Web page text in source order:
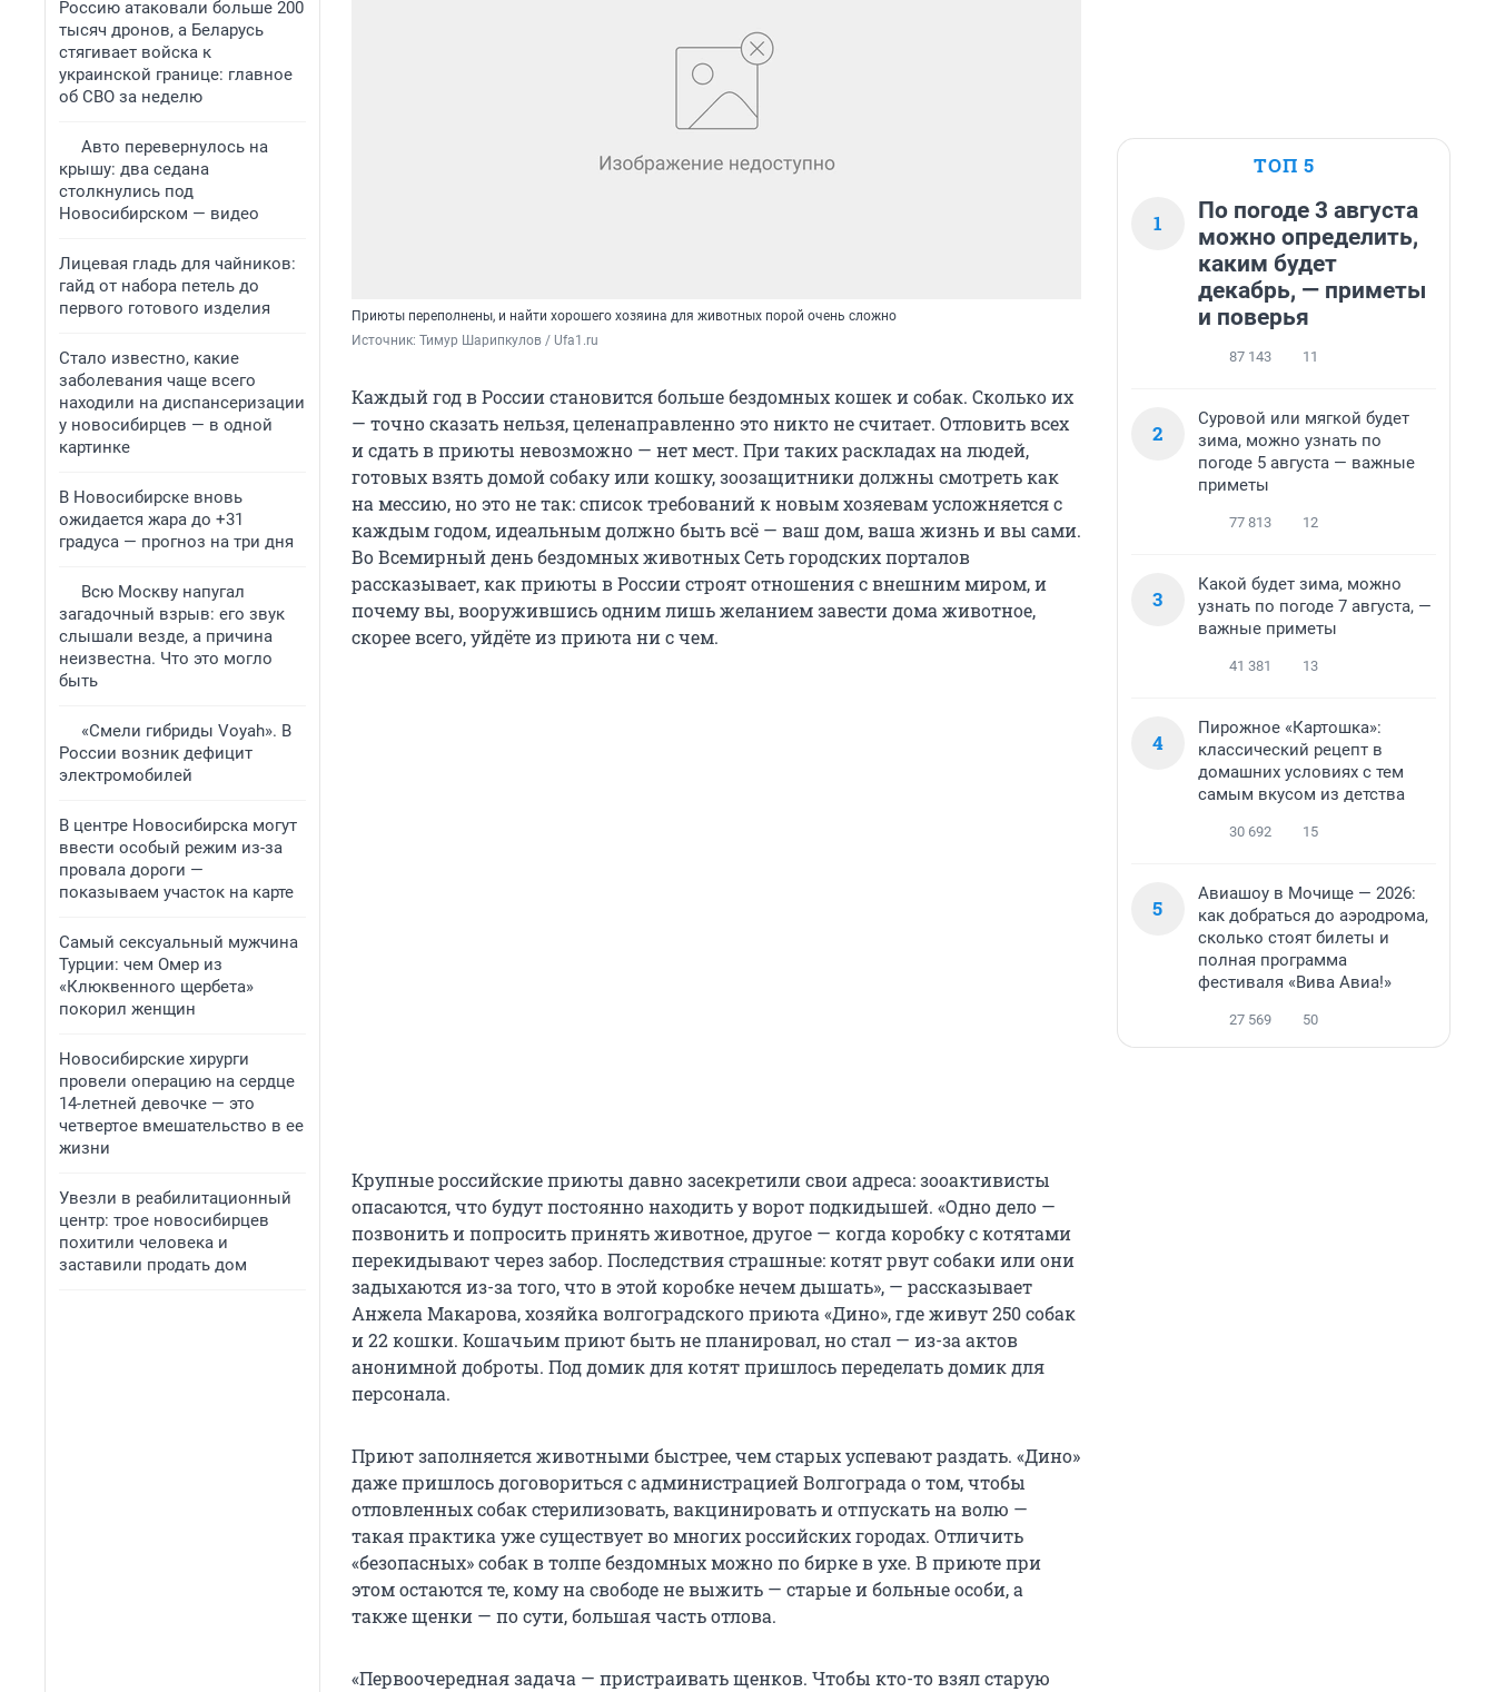
Россию атаковали больше 200
тысяч дронов, а Беларусь
стягивает войска к
украинской границе: главное
об СВО за неделю
Авто перевернулось на
крышу: два седана
столкнулись под
Новосибирском — видео
Лицевая гладь для чайников:
гайд от набора петель до
первого готового изделия
Стало известно, какие
заболевания чаще всего
находили на диспансеризации
у новосибирцев — в одной
картинке
В Новосибирске вновь
ожидается жара до +31
градуса — прогноз на три дня
Всю Москву напугал
загадочный взрыв: его звук
слышали везде, а причина
неизвестна. Что это могло
быть
«Смели гибриды Voyah». В
России возник дефицит
электромобилей
В центре Новосибирска могут
ввести особый режим из-за
провала дороги —
показываем участок на карте
Самый сексуальный мужчина
Турции: чем Омер из
«Клюквенного щербета»
покорил женщин
Новосибирские хирурги
провели операцию на сердце
14-летней девочке — это
четвертое вмешательство в ее
жизни
Увезли в реабилитационный
центр: трое новосибирцев
похитили человека и
заставили продать дом
Приюты переполнены, и найти хорошего хозяина для животных порой очень сложно
Источник: Тимур Шарипкулов / Ufa1.ru
Каждый год в России становится больше бездомных кошек и собак. Сколько их
— точно сказать нельзя, целенаправленно это никто не считает. Отловить всех
и сдать в приюты невозможно — нет мест. При таких раскладах на людей,
готовых взять домой собаку или кошку, зоозащитники должны смотреть как
на мессию, но это не так: список требований к новым хозяевам усложняется с
каждым годом, идеальным должно быть всё — ваш дом, ваша жизнь и вы сами.
Во Всемирный день бездомных животных Сеть городских порталов
рассказывает, как приюты в России строят отношения с внешним миром, и
почему вы, вооружившись одним лишь желанием завести дома животное,
скорее всего, уйдёте из приюта ни с чем.
Крупные российские приюты давно засекретили свои адреса: зооактивисты
опасаются, что будут постоянно находить у ворот подкидышей. «Одно дело —
позвонить и попросить принять животное, другое — когда коробку с котятами
перекидывают через забор. Последствия страшные: котят рвут собаки или они
задыхаются из-за того, что в этой коробке нечем дышать», — рассказывает
Анжела Макарова, хозяйка волгоградского приюта «Дино», где живут 250 собак
и 22 кошки. Кошачьим приют быть не планировал, но стал — из-за актов
анонимной доброты. Под домик для котят пришлось переделать домик для
персонала.
Приют заполняется животными быстрее, чем старых успевают раздать. «Дино»
даже пришлось договориться с администрацией Волгограда о том, чтобы
отловленных собак стерилизовать, вакцинировать и отпускать на волю —
такая практика уже существует во многих российских городах. Отличить
«безопасных» собак в толпе бездомных можно по бирке в ухе. В приюте при
этом остаются те, кому на свободе не выжить — старые и больные особи, а
также щенки — по сути, большая часть отлова.
«Первоочередная задача — пристраивать щенков. Чтобы кто-то взял старую
ТОП 5
1
По погоде 3 августа
можно определить,
каким будет
декабрь, — приметы
и поверья
87 143 11
2
Суровой или мягкой будет
зима, можно узнать по
погоде 5 августа — важные
приметы
77 813 12
3
Какой будет зима, можно
узнать по погоде 7 августа, —
важные приметы
41 381 13
4
Пирожное «Картошка»:
классический рецепт в
домашних условиях с тем
самым вкусом из детства
30 692 15
5
Авиашоу в Мочище — 2026:
как добраться до аэродрома,
сколько стоят билеты и
полная программа
фестиваля «Вива Авиа!»
27 569 50